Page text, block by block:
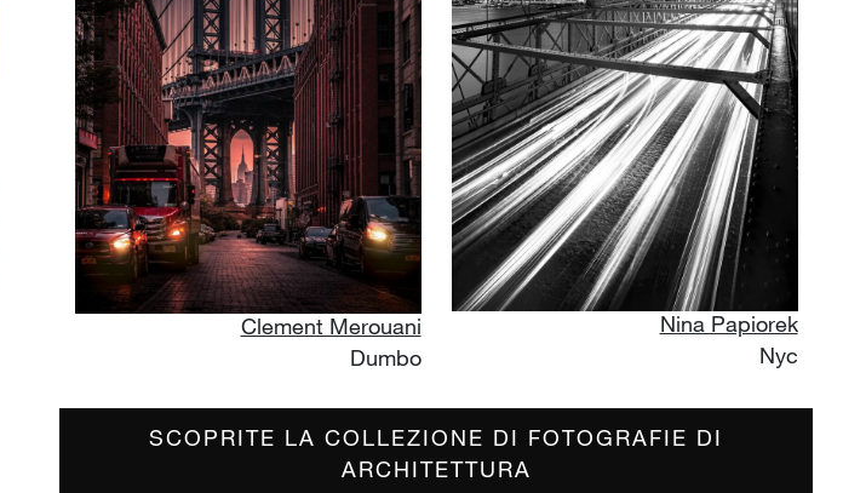
Clement Merouani
Dumbo
Nina Papiorek
Nyc
SCOPRITE LA COLLEZIONE DI FOTOGRAFIE DI
ARCHITETTURA